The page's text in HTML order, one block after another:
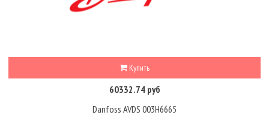
Купить
60332.74 руб
Danfoss AVDS 003H6665